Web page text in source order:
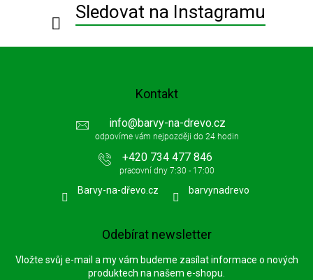
Sledovat na Instagramu
Kontakt
info@barvy-na-drevo.cz
+420 734 477 846
Barvy-na-dřevo.cz barvynadrevo
Odebírat newsletter
Vložte svůj e-mail a my vám budeme zasílat informace o nových
produktech na našem e-shopu.